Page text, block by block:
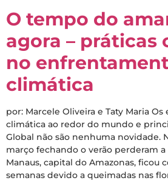
O tempo do
agora – práticas
no
climática
por: Marcele Oliveira e Taty Maria Os
climática ao redor do mundo e
Global não são nenhuma novidade.
março fechando o verão perderam
Manaus, capital do Amazonas, ficou
semanas devido a queimadas nas